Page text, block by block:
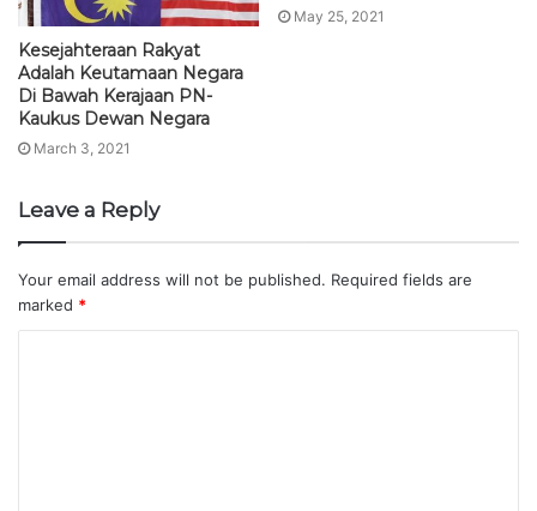
Kesejahteraan Rakyat
Adalah Keutamaan Negara
Di Bawah Kerajaan PN-
Kaukus Dewan Negara
March 3, 2021
May 25, 2021
Leave a Reply
Your email address will not be published. Required fields are
marked *